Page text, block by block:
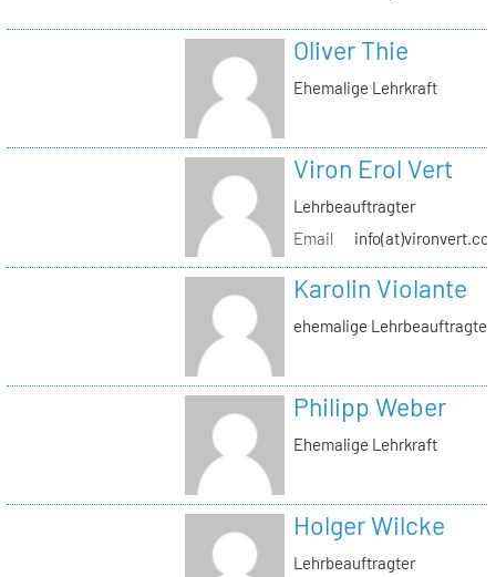
Oliver Thie
Ehemalige Lehrkraft
Viron Erol Vert
Lehrbeauftragter
Email
Karolin Violante
ehemalige Lehrbeauftragte
Philipp Weber
Ehemalige Lehrkraft
Holger Wilcke
Lehrbeauftragter